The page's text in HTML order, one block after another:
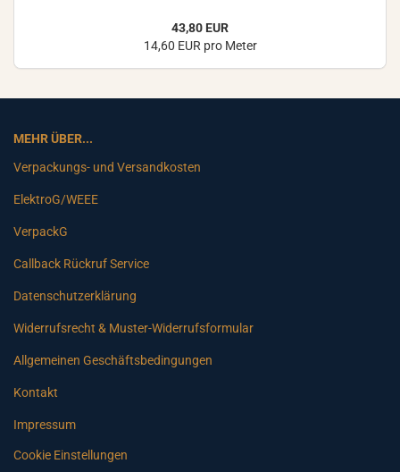
43,80 EUR
14,60 EUR pro Meter
MEHR ÜBER...
Verpackungs- und Versandkosten
ElektroG/WEEE
VerpackG
Callback Rückruf Service
Datenschutzerklärung
Widerrufsrecht & Muster-Widerrufsformular
Allgemeinen Geschäftsbedingungen
Kontakt
Impressum
Cookie Einstellungen